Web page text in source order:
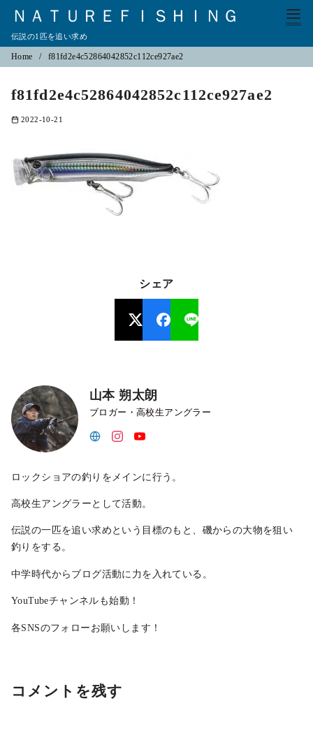
ＮＡＴＵＲＥＦＩＳＨＩＮＧ
伝説の1匹を追い求め
Home f81fd2e4c52864042852c112ce927ae2
f81fd2e4c52864042852c112ce927ae2
2022-10-21
シェア
山本 朔太朗
ブロガー・高校生アングラー
ロックショアの釣りをメインに行う。
高校生アングラーとして活動。
伝説の一匹を追い求めという目標のもと、磯からの大物を狙い
釣りをする。
中学時代からブログ活動に力を入れている。
YouTubeチャンネルも始動！
各SNSのフォローお願いします！
コメントを残す